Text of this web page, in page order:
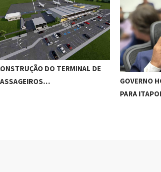
DO TERMINAL DE
GOVERNO
PARA